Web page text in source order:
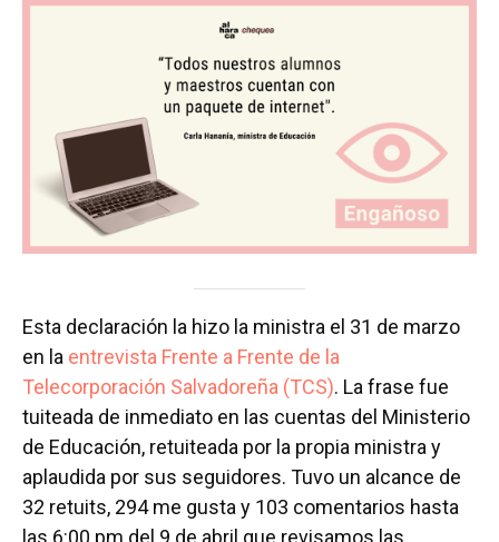
Esta declaración la hizo la ministra el 31 de marzo
en la entrevista Frente a Frente de la
Telecorporación Salvadoreña (TCS). La frase fue
tuiteada de inmediato en las cuentas del Ministerio
de Educación, retuiteada por la propia ministra y
aplaudida por sus seguidores. Tuvo un alcance de
32 retuits, 294 me gusta y 103 comentarios hasta
las 6:00 pm del 9 de abril que revisamos las